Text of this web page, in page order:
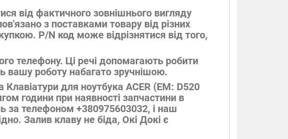
від фактичного зовнішнього вигляду
з поставками товару від різних
P/N код може відрізнятися від того,
телефону. Ці речі допомагають робити
вашу роботу набагато зручнішою.
для ноутбука ACER (EM: D520
години при наявності запчастини в
за телефоном +380975603032, і наш
Залив клаву не біда, Окі Докі є